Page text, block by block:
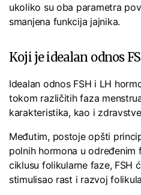
ukoliko su oba parametra
smanjena funkcija jajnika.
Koji je idealan odnos
Idealan odnos FSH i LH
tokom različitih faza
karakteristika, kao i
Međutim, postoje opšti
polnih hormona u određenim
ciklusu folikularne faze, FSH
stimulisao rast i razvoj